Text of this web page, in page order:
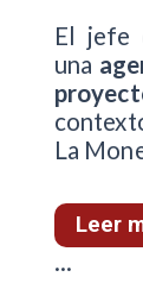
El jefe
una
La
Leer
...